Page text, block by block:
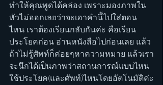
ทำให้คุณพูดได้คล่อง เพราะมองภาพใน
หัวไม่ออกเลยว่าจะเอาคำนี้ไปใส่ตอน
ไหน เราต้องเรียนกลับกันค่ะ คือเรียน
ประโยคก่อน อ่านหนังสือไปก่อนเลย แล้ว
ถ้าไม่รู้ศัพท์ก็ค่อยๆหาความหมาย แล้วเรา
จะนึกได้เป็นภาพว่าสถานการณ์แบบไหน
ใช้ประโยค(และศัพท์)ไหนโดยอัตโนมัติค่ะ